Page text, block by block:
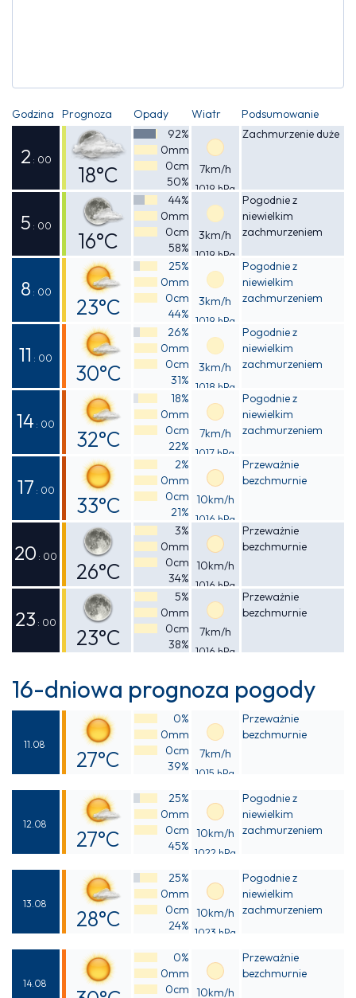
Godzina Prognoza Opady Wiatr Podsumowanie
2 : 00
18°C
Odczuwalna
17°C
92%
0mm
0cm
50%
7km/h
1019 hPa
Zachmurzenie duże
5 : 00
16°C
Odczuwalna
15°C
44%
0mm
0cm
58%
3km/h
1019 hPa
Pogodnie z
niewielkim
zachmurzeniem
8 : 00
23°C
Odczuwalna
22°C
25%
0mm
0cm
44%
3km/h
1019 hPa
Pogodnie z
niewielkim
zachmurzeniem
11 : 00
30°C
Odczuwalna
28°C
26%
0mm
0cm
31%
3km/h
1018 hPa
Pogodnie z
niewielkim
zachmurzeniem
14 : 00
32°C
Odczuwalna
31°C
18%
0mm
0cm
22%
7km/h
1017 hPa
Pogodnie z
niewielkim
zachmurzeniem
17 : 00
33°C
Odczuwalna
31°C
2%
0mm
0cm
21%
10km/h
1016 hPa
Przeważnie
bezchmurnie
20 : 00
26°C
Odczuwalna
26°C
3%
0mm
0cm
34%
10km/h
1016 hPa
Przeważnie
bezchmurnie
23 : 00
23°C
5%
0mm
0cm
38%
7km/h
1016 hPa
Przeważnie
bezchmurnie
16-dniowa prognoza pogody
11.08
27°C
27°C
0%
0mm
0cm
39%
7km/h
1015 hPa
Przeważnie
bezchmurnie
12.08
27°C
27°C
25%
0mm
0cm
45%
10km/h
1022 hPa
Pogodnie z
niewielkim
zachmurzeniem
13.08
28°C
27°C
25%
0mm
0cm
24%
10km/h
1023 hPa
Pogodnie z
niewielkim
zachmurzeniem
14.08
0%
0mm
0cm 10km/h
Przeważnie
bezchmurnie